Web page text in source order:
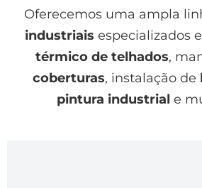
Oferecemos uma ampla
industriais especializados
térmico de telhados,
coberturas, instalação de
pintura industrial e